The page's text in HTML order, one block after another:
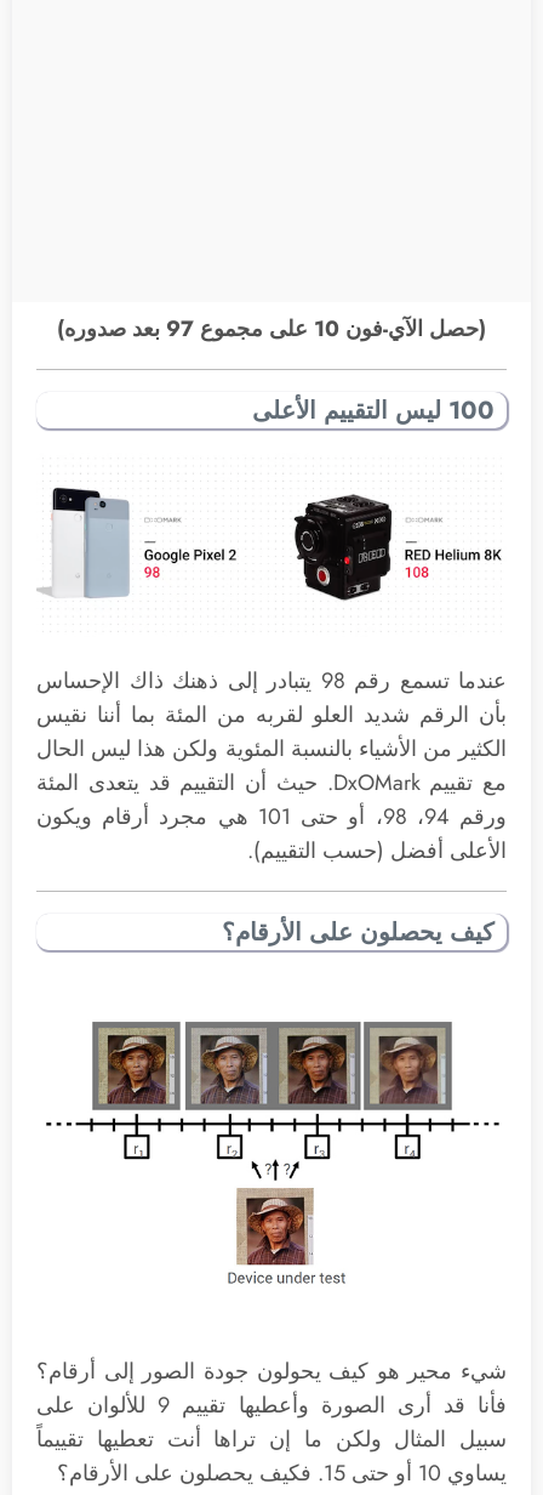
(حصل الآي-فون 10 على مجموع 97 بعد صدوره)
100 ليس التقييم الأعلى
عندما تسمع رقم 98 يتبادر إلى ذهنك ذاك الإحساس
بأن الرقم شديد العلو لقربه من المئة بما أننا نقيس
الكثير من الأشياء بالنسبة المئوية ولكن هذا ليس الحال
مع تقييم DxOMark. حيث أن التقييم قد يتعدى المئة
ورقم 94، 98، أو حتى 101 هي مجرد أرقام ويكون
الأعلى أفضل (حسب التقييم).
كيف يحصلون على الأرقام؟
شيء محير هو كيف يحولون جودة الصور إلى أرقام؟
فأنا قد أرى الصورة وأعطيها تقييم 9 للألوان على
سبيل المثال ولكن ما إن تراها أنت تعطيها تقييماً
يساوي 10 أو حتى 15. فكيف يحصلون على الأرقام؟